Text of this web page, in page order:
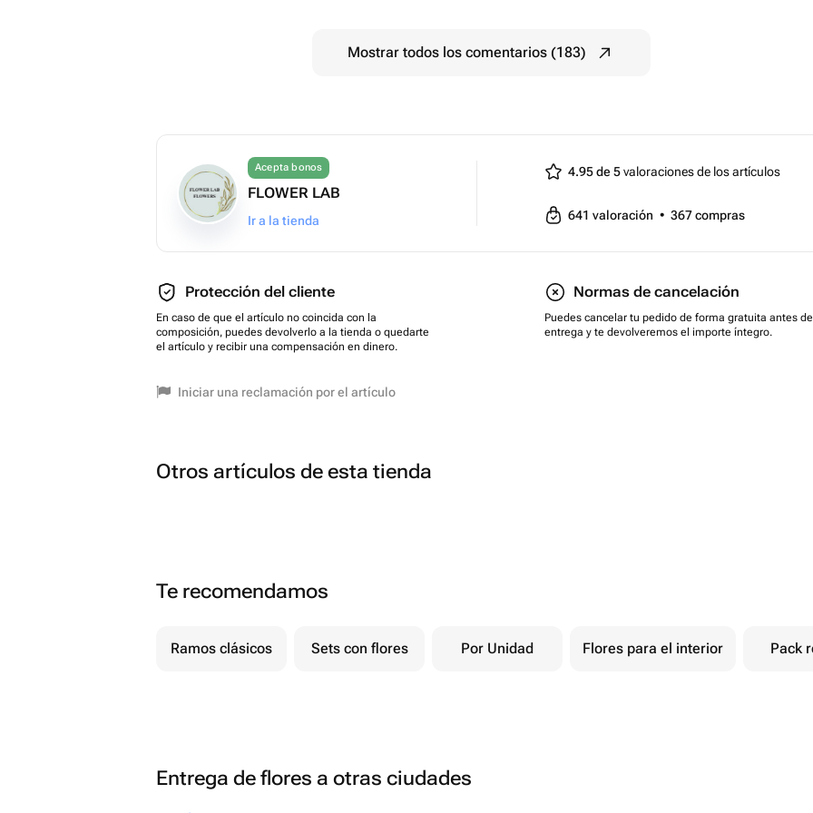
Mostrar todos los comentarios (183)
Acepta bonos
FLOWER LAB
Ir a la tienda
4.95 de 5valoraciones de los artículos
641 valoración • 367compras
Protección del cliente
En caso de que el artículo no coincida con la
composición, puedes devolverlo a la tienda o quedarte
el artículo y recibir una compensación en dinero.
Normas de cancelación
Puedes cancelar tu pedido de forma gratuita antes
entrega y te devolveremos el importe íntegro.
Iniciar una reclamación por el artículo
Otros artículos de esta tienda
Te recomendamos
Ramos clásicos Sets con flores Por Unidad Flores para el interior Pack
Entrega de flores a otras ciudades